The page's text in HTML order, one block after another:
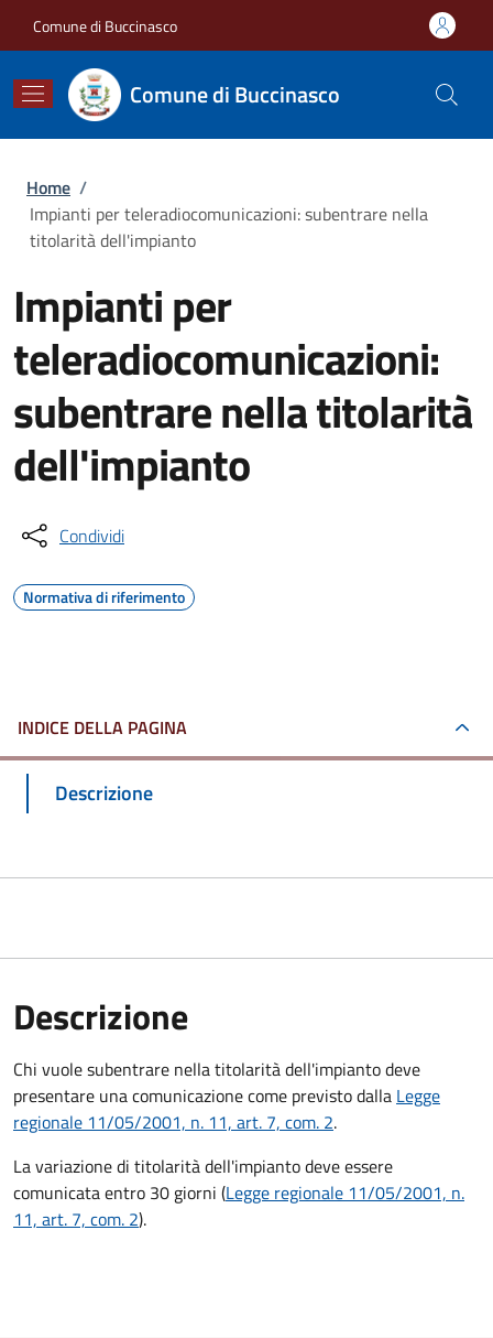
Comune di Buccinasco
Comune di Buccinasco
Briciole di pane
Home /
Impianti per teleradiocomunicazioni: subentrare nella
titolarità dell'impianto
Impianti per
teleradiocomunicazioni:
subentrare nella titolarità
dell'impianto
Condividi
Normativa di riferimento
INDICE DELLA PAGINA
Descrizione
Descrizione
Chi vuole subentrare nella titolarità dell'impianto deve
presentare una comunicazione come previsto dalla Legge
regionale 11/05/2001, n. 11, art. 7, com. 2.
La variazione di titolarità dell'impianto deve essere
comunicata entro 30 giorni (Legge regionale 11/05/2001, n.
11, art. 7, com. 2).